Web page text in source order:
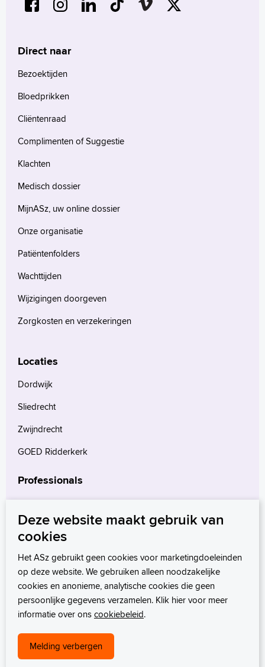
Direct naar
Bezoektijden
Bloedprikken
Cliëntenraad
Complimenten of Suggestie
Klachten
Medisch dossier
MijnASz, uw online dossier
Onze organisatie
Patiëntenfolders
Wachttijden
Wijzigingen doorgeven
Zorgkosten en verzekeringen
Locaties
Dordwijk
Sliedrecht
Zwijndrecht
GOED Ridderkerk
Professionals
Verwijzers
Wetenschappelijk onderzoek
Deze website maakt gebruik van
cookies
Het ASz gebruikt geen cookies voor marketingdoeleinden
op deze website. We gebruiken alleen noodzakelijke
cookies en anonieme, analytische cookies die geen
persoonlijke gegevens verzamelen. Klik hier voor meer
informatie over onscookiebeleid.
Melding verbergen